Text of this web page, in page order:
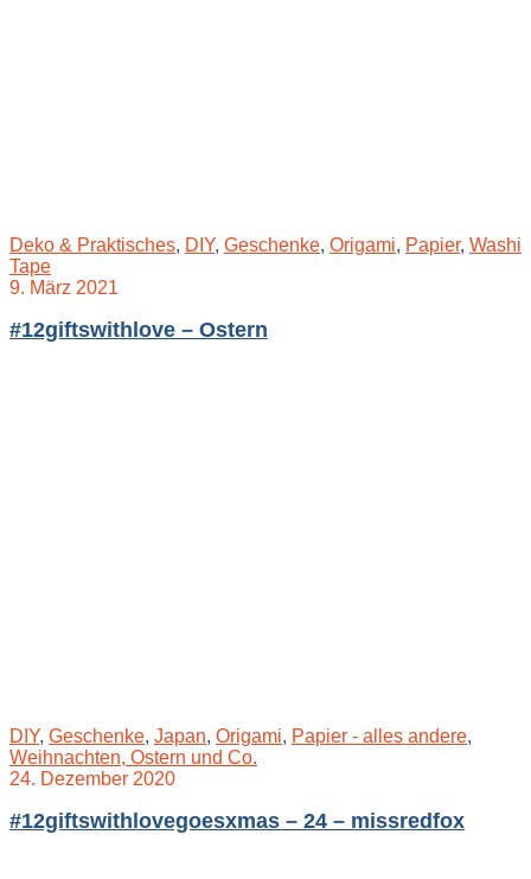
Deko & Praktisches, DIY, Geschenke, Origami, Papier, Washi
Tape
9. März 2021
#12giftswithlove – Ostern
DIY, Geschenke, Japan, Origami, Papier - alles andere,
Weihnachten, Ostern und Co.
24. Dezember 2020
#12giftswithlovegoesxmas – 24 – missredfox